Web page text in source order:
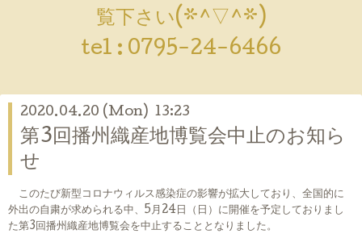
覧下さい(*^▽^*)
tel : 0795-24-6466
2020.04.20 (Mon) 13:23
第3回播州織産地博覧会中止のお知ら
せ
このたび新型コロナウィルス感染症の影響が拡大しており、全国的に
外出の自粛が求められる中、5月24日（日）に開催を予定しておりまし
た第3回播州織産地博覧会を中止することとなりました。